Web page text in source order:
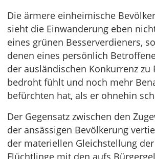
Die ärmere einheimische
sieht die Einwanderung eben
eines grünen Besserverdieners,
denen eines persönlich
der ausländischen Konkurrenz zu
bedroht fühlt und noch mehr
befürchten hat, als er ohnehin
Der Gegensatz zwischen den
der ansässigen Bevölkerung
der materiellen Gleichstellung
Flüchtlinge mit den aufs